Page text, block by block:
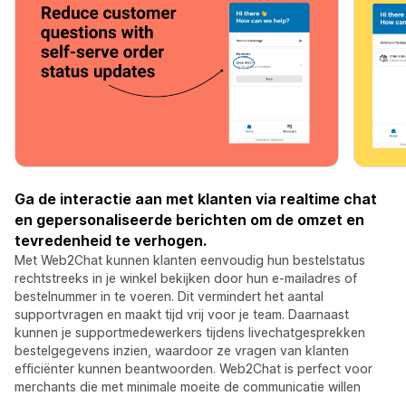
Ga de interactie aan met klanten via realtime chat
en gepersonaliseerde berichten om de omzet en
tevredenheid te verhogen.
Met Web2Chat kunnen klanten eenvoudig hun bestelstatus
rechtstreeks in je winkel bekijken door hun e-mailadres of
bestelnummer in te voeren. Dit vermindert het aantal
supportvragen en maakt tijd vrij voor je team. Daarnaast
kunnen je supportmedewerkers tijdens livechatgesprekken
bestelgegevens inzien, waardoor ze vragen van klanten
efficiënter kunnen beantwoorden. Web2Chat is perfect voor
merchants die met minimale moeite de communicatie willen